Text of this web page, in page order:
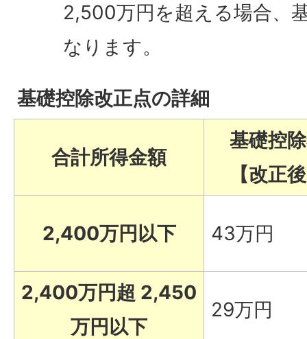
2,500万円を超える場合、
なります。
基礎控除改正点の詳細
合計所得金額
基礎控
【改正
2,400万円以下 43万円
2,400万円超 2,450
万円以下
29万円